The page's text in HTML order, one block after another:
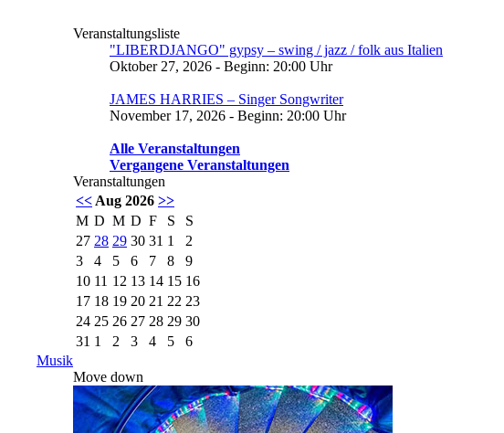
Veranstaltungsliste
"LIBERDJANGO" gypsy – swing / jazz / folk aus Italien
Oktober 27, 2026 - Beginn: 20:00 Uhr
JAMES HARRIES – Singer Songwriter
November 17, 2026 - Beginn: 20:00 Uhr
Alle Veranstaltungen
Vergangene Veranstaltungen
Veranstaltungen
<< Aug 2026 >>
M D M D F S
S
27 28 29 30 31 1
2
3
4 5 6 7 8
9
10 11 12 13 14 15 16
17 18 19 20 21 22 23
24 25 26 27 28 29 30
31 1 2 3 4 5
6
Musik
Move down